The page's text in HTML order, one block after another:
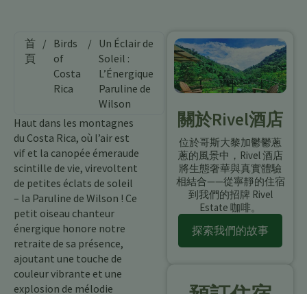
首
頁
/ Birds
of
Costa
Rica
/ Un Éclair de
Soleil :
L’Énergique
Paruline de
Wilson
Haut dans les montagnes
du Costa Rica, où l’air est
vif et la canopée émeraude
scintille de vie, virevoltent
de petites éclats de soleil
– la Paruline de Wilson ! Ce
petit oiseau chanteur
énergique honore notre
retraite de sa présence,
ajoutant une touche de
couleur vibrante et une
explosion de mélodie
關於Rivel酒店
位於哥斯大黎加鬱鬱蔥
蔥的風景中，Rivel 酒店
將生態奢華與真實體驗
相結合——從寧靜的住宿
到我們的招牌 Rivel
Estate 咖啡。
探索我們的故事